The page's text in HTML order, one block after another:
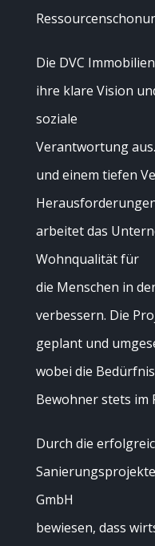
Die DVC
ihre klare Vision
soziale
Verantwortung
und einem tiefen
arbeitet das
Wohnqualität für
die Menschen in
verbessern. Die
geplant und
wobei die
Bewohner stets im
Durch die
GmbH
bewiesen, dass